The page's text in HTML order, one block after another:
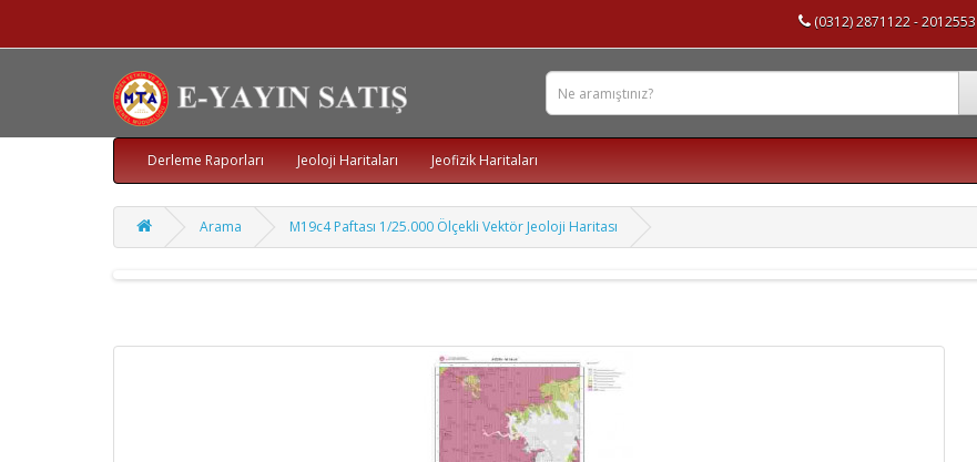
(0312) 2871122 - 2012553
Derleme Raporları Jeoloji Haritaları Jeofizik Haritaları
Arama M19c4 Paftası 1/25.000 Ölçekli Vektör Jeoloji Haritası